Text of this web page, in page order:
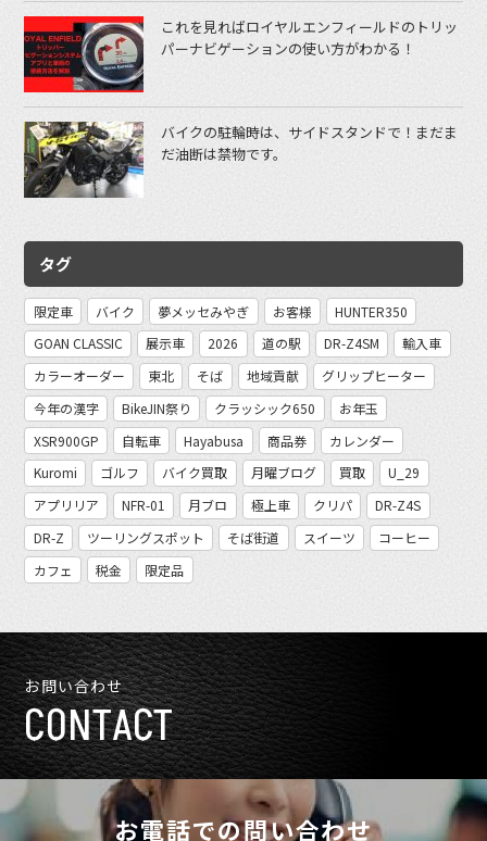
これを見ればロイヤルエンフィールドのトリッ
パーナビゲーションの使い方がわかる！
バイクの駐輪時は、サイドスタンドで！まだま
だ油断は禁物です。
タグ
限定車 バイク 夢メッセみやぎ お客様
HUNTER350
GOAN CLASSIC
展示車 2026 道の駅 DR-Z4SM
輸入車
カラーオーダー
東北 そば 地域貢献
グリップヒーター
今年の漢字
BikeJIN祭り クラッシック650
お年玉
XSR900GP
自転車 Hayabusa 商品券
カレンダー
Kuromi
ゴルフ バイク買取 月曜ブログ 買取
U_29
アプリリア
NFR-01 月ブロ 極上車 クリパ
DR-Z4S
DR-Z
ツーリングスポット そば街道 スイーツ
コーヒー
カフェ
税金 限定品
お問い合わせ
CONTACT
お電話での問い合わせ